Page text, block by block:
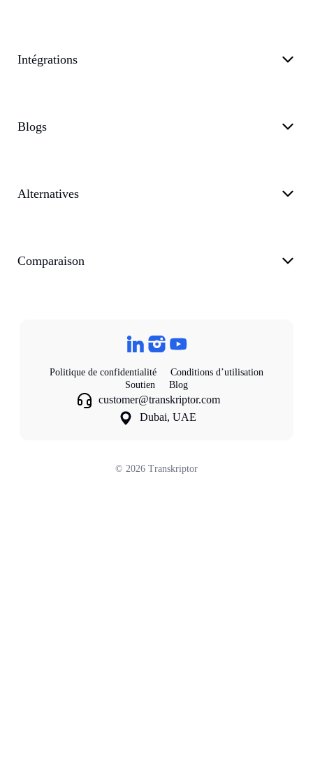
Intégrations
Blogs
Alternatives
Comparaison
Politique de confidentialité
Conditions d’utilisation
Soutien
Blog
customer@transkriptor.com
Dubai, UAE
© 2026 Transkriptor